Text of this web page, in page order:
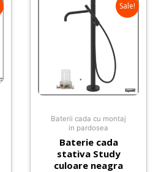
Sale!
Baterii cada cu montaj
in pardosea
Baterie cada
stativa Study
culoare neagra